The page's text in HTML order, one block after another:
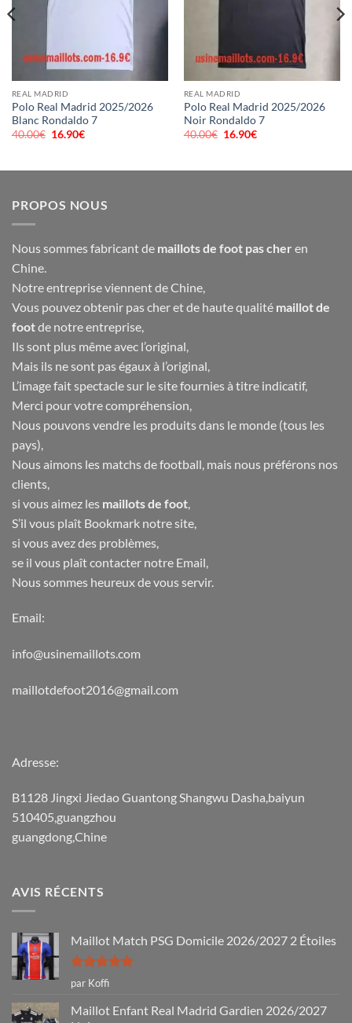
REAL MADRID
Polo Real Madrid 2025/2026
Blanc Rondaldo 7
40.00€ Le
16.90€Le
REAL MADRID
Polo Real Madrid 2025/2026
Noir Rondaldo 7
40.00€ Le
16.90€Le
PROPOS NOUS
Nous sommes fabricant de maillots de foot pas cher en
Chine.
Notre entreprise viennent de Chine,
Vous pouvez obtenir pas cher et de haute qualité maillot de
footde notre entreprise,
Ils sont plus même avec l’original,
Mais ils ne sont pas égaux à l’original,
L’image fait spectacle sur le site fournies à titre indicatif,
Merci pour votre compréhension,
Nous pouvons vendre les produits dans le monde (tous les
pays),
Nous aimons les matchs de football, mais nous préférons nos
clients,
si vous aimez les maillots de foot
S’il vous plaît Bookmark notre site,
si vous avez des problèmes,
se il vous plaît contacter notre Email,
Nous sommes heureux de vous servir.
Email:
info@usinemaillots.com
maillotdefoot2016@gmail.com
Adresse:
B1128 Jingxi Jiedao Guantong Shangwu Dasha,baiyun
510405,guangzhou
guangdong,Chine
AVIS RÉCENTS
Maillot Match PSG Domicile 2026/2027 2 Étoiles
Note5sur
5
par Koffi
Maillot Enfant Real Madrid Gardien 2026/2027